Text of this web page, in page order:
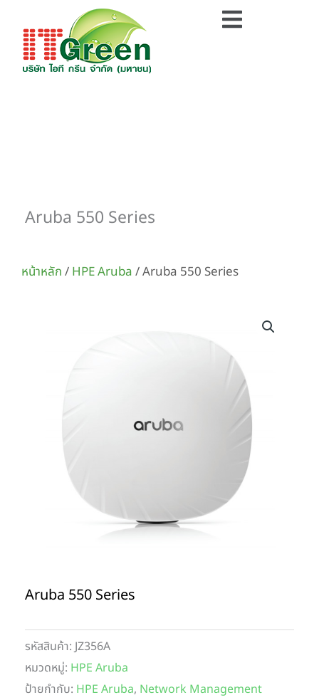
content
Flyout
Aruba 550 Series
หน้าหลัก / HPE Aruba / Aruba 550 Series
Aruba 550 Series
รหัสสินค้า:JZ356A
หมวดหมู่: HPE Aruba
ป้ายกำกับ: HPE Aruba, Network Management